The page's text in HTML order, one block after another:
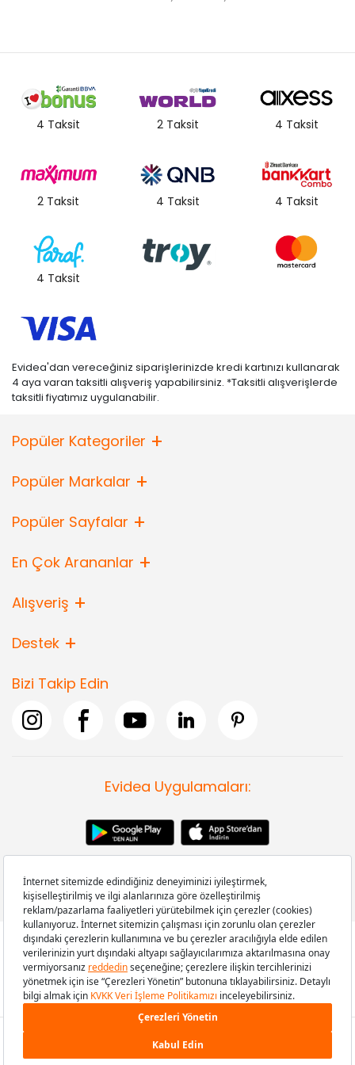
4 Taksit 2 Taksit 4 Taksit
2 Taksit 4 Taksit 4 Taksit
4 Taksit
Evidea'dan vereceğiniz siparişlerinizde kredi kartınızı kullanarak
4 aya varan taksitli alışveriş yapabilirsiniz. *Taksitli alışverişlerde
taksitli fiyatımız uygulanabilir.
Popüler Kategoriler
Popüler Markalar
Popüler Sayfalar
En Çok Arananlar
Alışveriş
Destek
Bizi Takip Edin
Evidea Uygulamaları:
Copyright © 2008-2026 Evidea.com | Tüm hakları saklıdır.